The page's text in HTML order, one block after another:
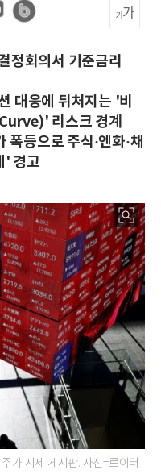
정회의서 기준금리
대응에 뒤처지는 '비
리스크 경계
폭등으로 주식·엔화·채
' 경고
가 시세 게시판. 사진=로이터